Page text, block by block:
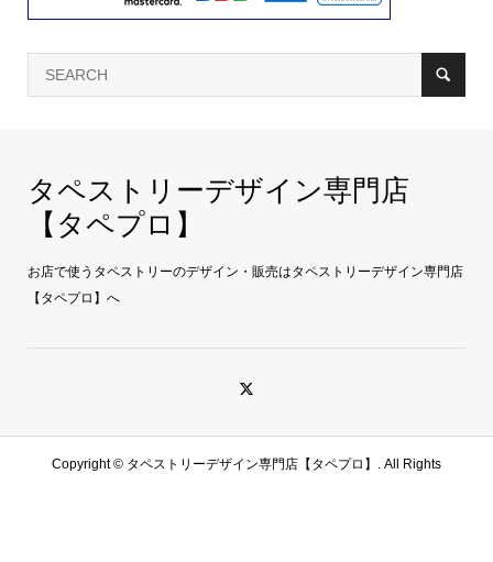
タペストリーデザイン専門店
【タペプロ】
お店で使うタペストリーのデザイン・販売はタペストリーデザイン専門店
【タペプロ】へ
Copyright © タペストリーデザイン専門店【タペプロ】. All Rights